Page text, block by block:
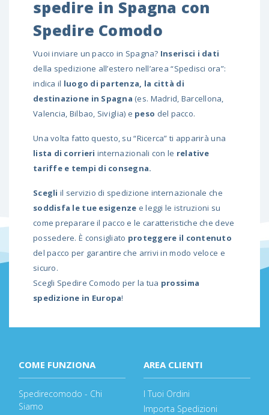
spedire in Spagna con
Spedire Comodo
Vuoi inviare un pacco in Spagna? Inserisci i dati
della spedizione all’estero nell’area “Spedisci ora”:
indica il luogo di partenza, la città di
destinazione in Spagna (es. Madrid, Barcellona,
Valencia, Bilbao, Siviglia) e peso del pacco.
Una volta fatto questo, su “Ricerca” ti apparirà una
lista di corrieri internazionali con le relative
tariffe e tempi di consegna.
Scegli il servizio di spedizione internazionale che
soddisfa le tue esigenze e leggi le istruzioni su
come preparare il pacco e le caratteristiche che deve
possedere. È consigliato proteggere il contenuto
del pacco per garantire che arrivi in modo veloce e
sicuro.
Scegli Spedire Comodo per la tua prossima
spedizione in Europa!
COME FUNZIONA
Spedirecomodo - Chi
Siamo
AREA CLIENTI
I Tuoi Ordini
Importa Spedizioni